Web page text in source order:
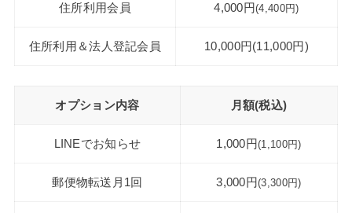
住所利⽤会員 4,000円(4,400円)
住所利⽤＆法⼈登記会員 10,000円(11,000円)
オプション内容 月額(税込)
LINEでお知らせ 1,000円(1,100円)
郵便物転送⽉1回 3,000円(3,300円)